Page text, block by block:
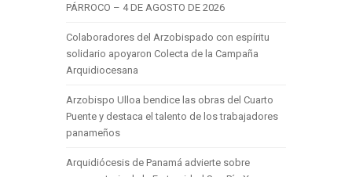
PÁRROCO – 4 DE AGOSTO DE 2026
Colaboradores del Arzobispado con espíritu
solidario apoyaron Colecta de la Campaña
Arquidiocesana
Arzobispo Ulloa bendice las obras del Cuarto
Puente y destaca el talento de los trabajadores
panameños
Arquidiócesis de Panamá advierte sobre